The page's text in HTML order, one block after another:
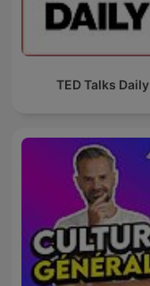
TED Talks Daily